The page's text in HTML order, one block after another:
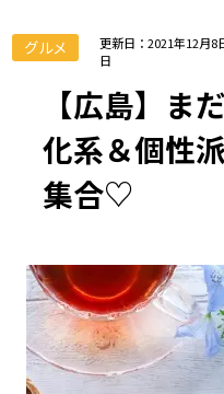
グルメ 更新日：2021年12月8
日
【広島】ま
化系＆個性
集合♡